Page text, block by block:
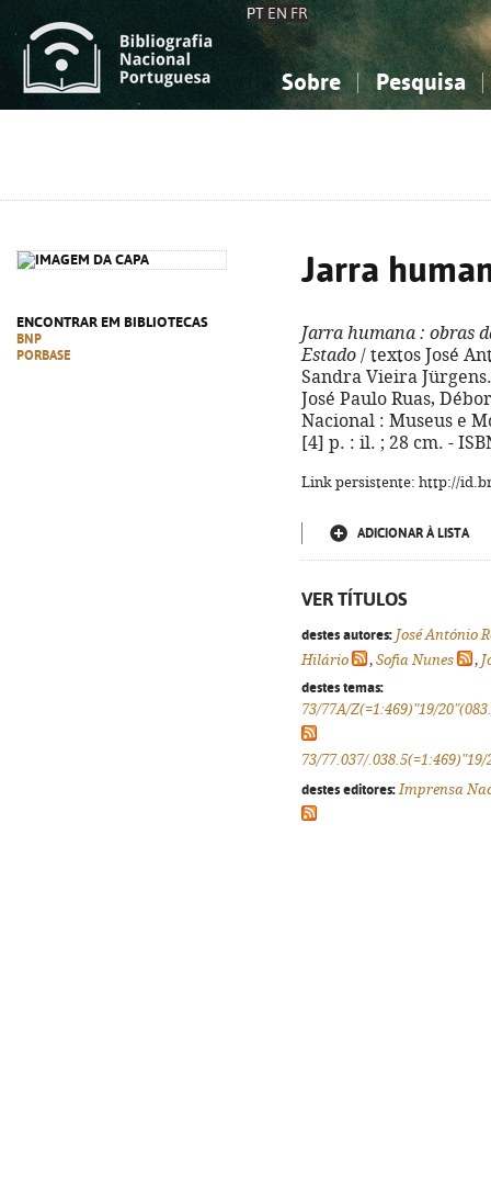
PT EN FR
Sobre Pesquisa
ENCONTRAR EM BIBLIOTECAS
BNP
PORBASE
Jarra
Jarra humana : obras
Estado / textos José
Sandra Vieira
José Paulo Ruas,
Nacional : Museus e
[4] p. : il. ; 28 cm. -
Link persistente: http://
ADICIONAR À LISTA
VER TÍTULOS
destes autores: José António
Hilário
, Sofia Nunes ,
destes temas:
73/77A/Z(=1:469)"19/
73/77.037/
destes editores: Imprensa